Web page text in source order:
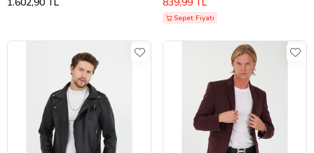
Sepet Fiyatı